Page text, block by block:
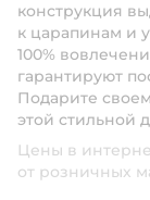
конструкция
к царапинам и
100%
гарантируют
Подарите
этой стильной
Цены в
от розничных